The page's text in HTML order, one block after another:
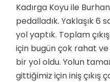
Kadırga Koyu ile
pedalladık. Yaklaşık 6
yol yaptık. Toplam
için bugün çok rahat
bir yol oldu. Yolun
gittiğimiz için iniş çıkış